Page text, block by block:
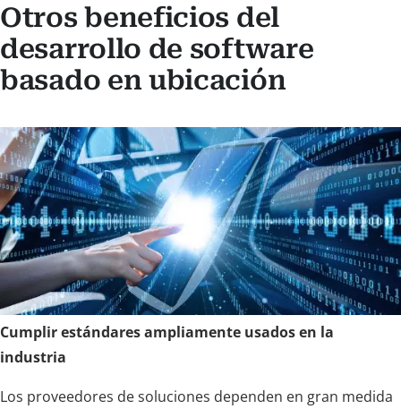
Otros beneficios del
desarrollo de software
basado en ubicación
Cumplir estándares ampliamente usados en la
industria
Los proveedores de soluciones dependen en gran medida